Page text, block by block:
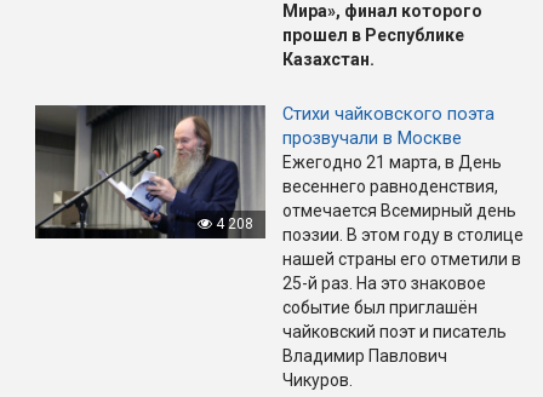
Мира», финал которого
прошел в Республике
Казахстан.
4 208
Стихи чайковского поэта
прозвучали в Москве
Ежегодно 21 марта, в День
весеннего равноденствия,
отмечается Всемирный день
поэзии. В этом году в столице
нашей страны его отметили в
25-й раз. На это знаковое
событие был приглашён
чайковский поэт и писатель
Владимир Павлович
Чикуров.